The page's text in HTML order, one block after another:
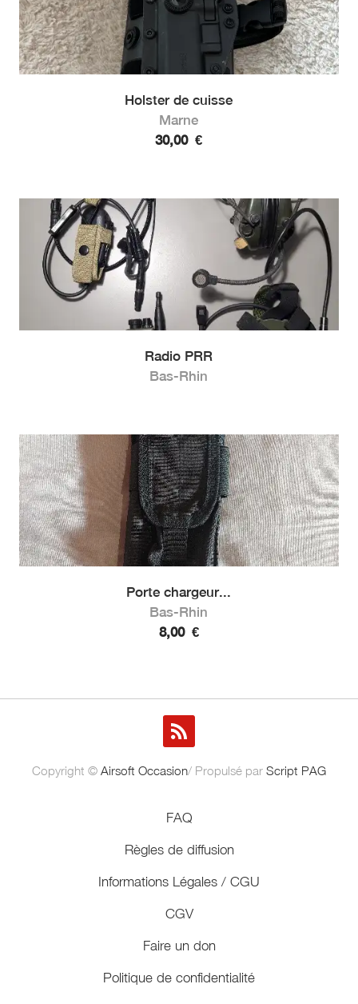
Holster de cuisse
Marne
30,00 €
Radio PRR
Bas-Rhin
Porte chargeur...
Bas-Rhin
8,00 €
Copyright © Airsoft Occasion/ Propulsé par Script PAG
FAQ
Règles de diffusion
Informations Légales / CGU
CGV
Faire un don
Politique de confidentialité